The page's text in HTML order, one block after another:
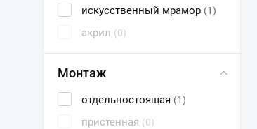
искусственный мрамор (1)
акрил (0)
Монтаж
отдельностоящая (1)
пристенная (0)